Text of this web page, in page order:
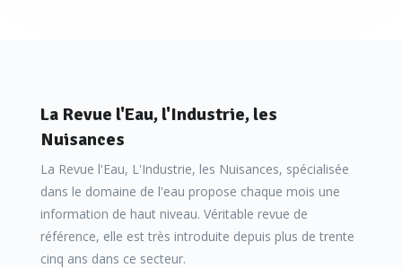
La Revue l'Eau, l'Industrie, les
Nuisances
La Revue l'Eau, L'Industrie, les Nuisances, spécialisée
dans le domaine de l'eau propose chaque mois une
information de haut niveau. Véritable revue de
référence, elle est très introduite depuis plus de trente
cinq ans dans ce secteur.